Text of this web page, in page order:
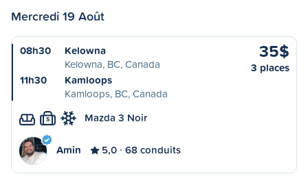
Mercredi 19 Août
08h30
Kelowna
Kelowna, BC, Canada
11h30
Kamloops
Kamloops, BC, Canada
35$
3 places
S Mazda 3 Noir
Amin 5,0 68 conduits